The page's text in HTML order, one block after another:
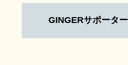
GINGERサポータ